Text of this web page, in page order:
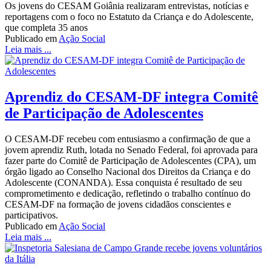
Os jovens do CESAM Goiânia realizaram entrevistas, notícias e
reportagens com o foco no Estatuto da Criança e do Adolescente,
que completa 35 anos
Publicado em Ação Social
Leia mais ...
Aprendiz do CESAM-DF integra Comitê
de Participação de Adolescentes
O CESAM-DF recebeu com entusiasmo a confirmação de que a
jovem aprendiz Ruth, lotada no Senado Federal, foi aprovada para
fazer parte do Comitê de Participação de Adolescentes (CPA), um
órgão ligado ao Conselho Nacional dos Direitos da Criança e do
Adolescente (CONANDA). Essa conquista é resultado de seu
comprometimento e dedicação, refletindo o trabalho contínuo do
CESAM-DF na formação de jovens cidadãos conscientes e
participativos.
Publicado em Ação Social
Leia mais ...